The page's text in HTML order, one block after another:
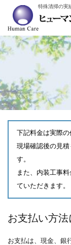
特殊清掃の実
下記料金は実際の
現場確認後の見
す。
また、内装工事
ていただきます。
お支払い方法
お支払は、現金、銀